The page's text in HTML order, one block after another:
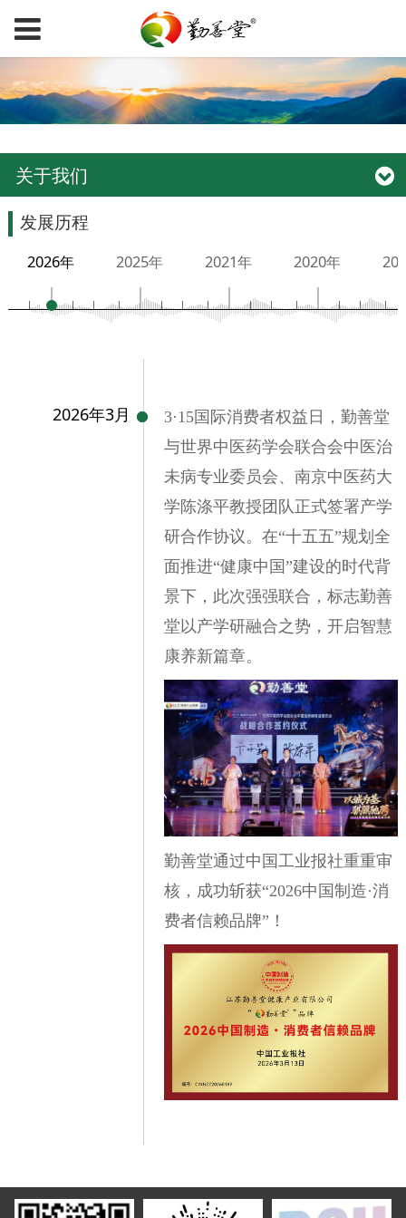
关于我们
发展历程
2026年 2025年 2021年 2020年
2026年3月
3·15国际消费者权益日，勤善堂
与世界中医药学会联合会中医治
未病专业委员会、南京中医药大
学陈涤平教授团队正式签署产学
研合作协议。在“十五五”规划全
面推进“健康中国”建设的时代背
景下，此次强强联合，标志勤善
堂以产学研融合之势，开启智慧
康养新篇章。
勤善堂通过中国工业报社重重审
核，成功斩获“2026中国制造·消
费者信赖品牌”！